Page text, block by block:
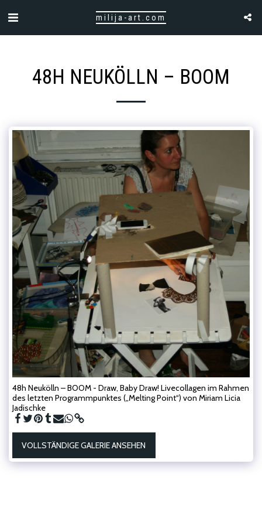
milija-art.com
48H NEUKÖLLN – BOOM
48h Neukölln – BOOM - Draw, Baby Draw! Livecollagen im Rahmen
des letzten Programmpunktes („Melting Point“) von Miriam Licia
Jadischke
VOLLSTÄNDIGE GALERIE ANSEHEN